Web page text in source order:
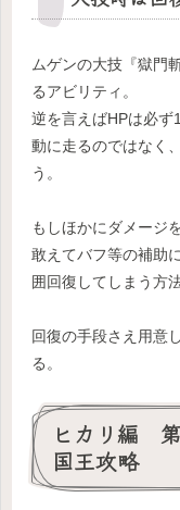
ムゲンの大技『獄門
るアビリティ。
逆を言えばHPは必ず
動に走るのではなく
う。
もしほかにダメージ
敢えてバフ等の補助
囲回復してしまう方
回復の手段さえ用意
る。
ヒカリ編
国王攻略